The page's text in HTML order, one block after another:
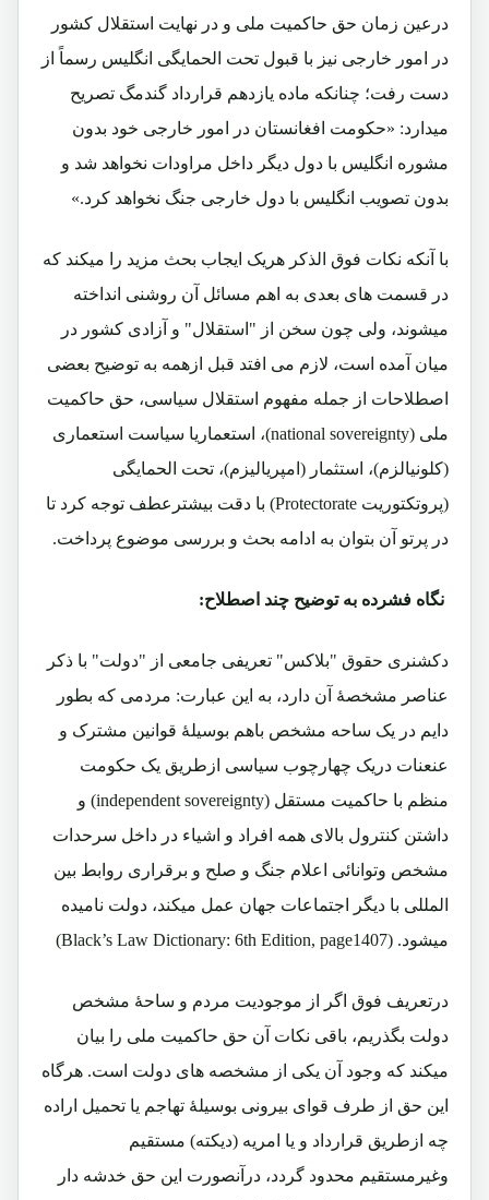
درعین زمان حق حاکمیت ملی و در نهایت استقلال کشور
در امور خارجی نیز با قبول تحت الحمایگی انگلیس رسماً از
دست رفت؛ چنانکه ماده یازدهم قرارداد گندمگ تصریح
میدارد: «حکومت افغانستان در امور خارجی خود بدون
مشوره انگلیس با دول دیگر داخل مراودات نخواهد شد و
بدون تصویب انگلیس با دول خارجی جنگ نخواهد کرد.»
با آنکه نکات فوق الذکر هریک ایجاب بحث مزید را میکند که
در قسمت های بعدی به اهم مسائل آن روشنی انداخته
میشوند، ولی چون سخن از "استقلال" و آزادی کشور در
میان آمده است، لازم می افتد قبل ازهمه به توضیح بعضی
اصطلاحات از جمله مفهوم استقلال سیاسی، حق حاکمیت
ملی (national sovereignty)،
استعماریا سیاست استعماری
(کلونیالزم)، استثمار (امپریالیزم)، تحت الحمایگی
(پروتکتوریت Protectorate) با دقت بیشتر عطف توجه کرد تا
در پرتو آن بتوان به ادامه بحث و بررسی موضوع پرداخت.
نگاه فشرده به توضیح چند اصطلاح:
دکشنری حقوق "بلاکس" تعریفی جامعی از "دولت" با ذکر
عناصر مشخصۀ آن دارد، به این عبارت: مردمی که بطور
دایم در یک ساحه مشخص باهم بوسیلۀ قوانین مشترک و
عنعنات دریک چهارچوب سیاسی ازطریق یک حکومت
منظم با حاکمیت مستقل (independent sovereignty
) و
داشتن کنترول بالای همه افراد و اشیاء در داخل سرحدات
مشخص وتوانائی اعلام جنگ و صلح و برقراری روابط بین
المللی با دیگر اجتماعات جهان عمل میکند، دولت نامیده
میشود. (Black’s Law Dictionary: 6
th Edition, page1407)
درتعریف فوق اگر از موجودیت مردم و ساحۀ مشخص
دولت بگذریم، باقی نکات آن حق حاکمیت ملی را بیان
میکند که وجود آن یکی از مشخصه های دولت است. هرگاه
این حق از طرف قوای بیرونی بوسیلۀ تهاجم یا تحمیل اراده
چه ازطریق قرارداد و یا امریه (دیکته) مستقیم
وغیرمستقیم محدود گردد، درآنصورت این حق خدشه دار